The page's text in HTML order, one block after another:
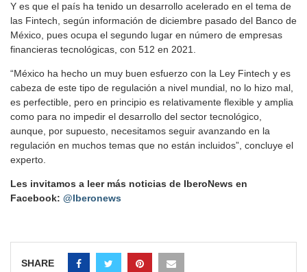
Y es que el país ha tenido un desarrollo acelerado en el tema de
las Fintech, según información de diciembre pasado del Banco de
México, pues ocupa el segundo lugar en número de empresas
financieras tecnológicas, con 512 en 2021.
“México ha hecho un muy buen esfuerzo con la Ley Fintech y es
cabeza de este tipo de regulación a nivel mundial, no lo hizo mal,
es perfectible, pero en principio es relativamente flexible y amplia
como para no impedir el desarrollo del sector tecnológico,
aunque, por supuesto, necesitamos seguir avanzando en la
regulación en muchos temas que no están incluidos”, concluye el
experto.
Les invitamos a leer más noticias de IberoNews en
Facebook: @Iberonews
SHARE